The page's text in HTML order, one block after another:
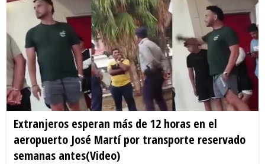
Extranjeros esperan más de 12 horas en el
aeropuerto José Martí por transporte reservado
semanas antes(Video)